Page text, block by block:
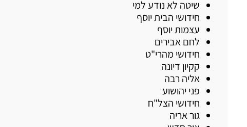
שיטה לא נודע למי
חידושי הבית יוסף
עצמות יוסף
לחם אבירים
חידושי מהרי"ט
קקיון דיונה
אליה רבה
פני יהושוע
חידושי הצל"ח
גור אריה